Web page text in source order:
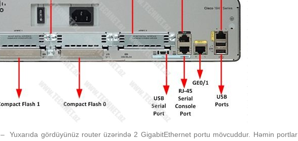
– Yuxarıda gördüyünüz router üzərində 2 GigabitEthernet portu mövcuddur. Həmin portlar